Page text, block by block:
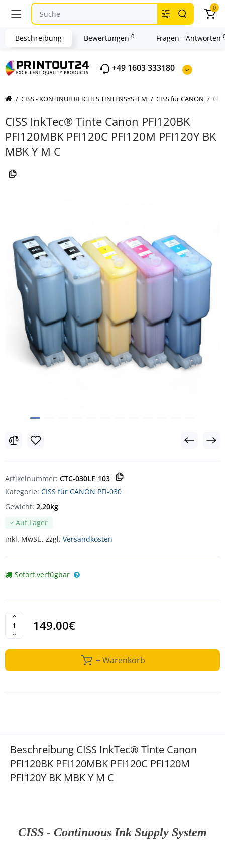
+49 1603 333180
0
CISS - KONTINUIERLICHES TINTENSYSTEM CISS für CANON
CISS InkTec® Tinte Canon PFI120BK
PFI120MBK PFI120C PFI120M PFI120Y BK
MBK Y M C
Artikelnummer: CTC-030LF_103
Kategorie: CISS für CANON PFI-030
Auf Lager
inkl. MwSt., zzgl. Versandkosten
Gewicht: 2,20kg
Sofort verfügbar
149.00€
+ Warenkorb
Beschreibung Bewertungen 0 Fragen - Antworten
Beschreibung CISS InkTec® Tinte Canon
PFI120BK PFI120MBK PFI120C PFI120M
PFI120Y BK MBK Y M C
CISS - Continuous Ink Supply System